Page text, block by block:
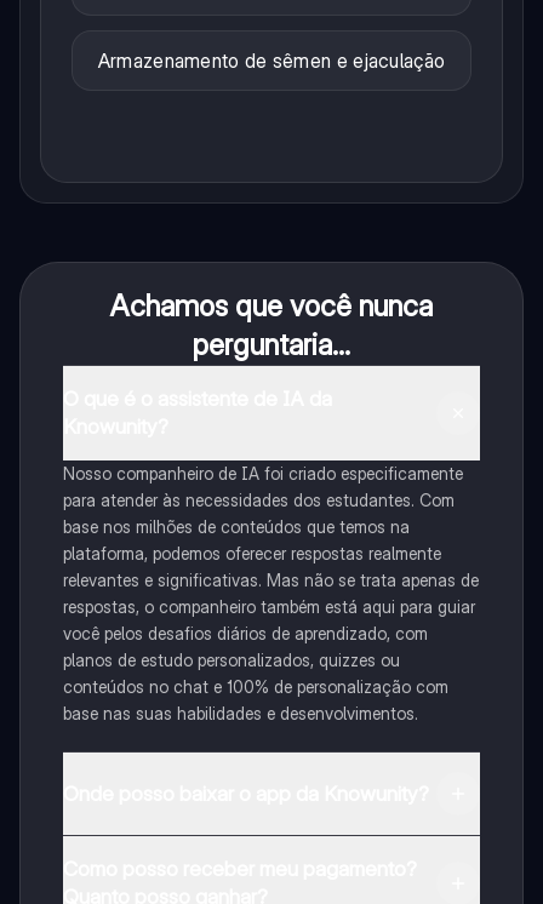
Armazenamento de sêmen e ejaculação
Achamos que você nunca
perguntaria...
Nosso companheiro de IA foi criado especificamente
para atender às necessidades dos estudantes. Com
base nos milhões de conteúdos que temos na
plataforma, podemos oferecer respostas realmente
relevantes e significativas. Mas não se trata apenas de
respostas, o companheiro também está aqui para guiar
você pelos desafios diários de aprendizado, com
planos de estudo personalizados, quizzes ou
conteúdos no chat e 100% de personalização com
base nas suas habilidades e desenvolvimentos.